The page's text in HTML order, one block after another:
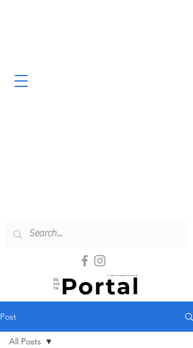
Post
All Posts